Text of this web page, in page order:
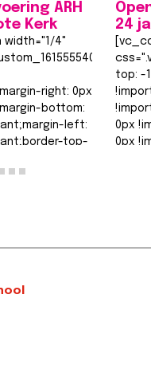
ARH
Kerk
width="1/4"
right: 0px
bottom:
left:
top-
right-
24
top: -
0px
0px